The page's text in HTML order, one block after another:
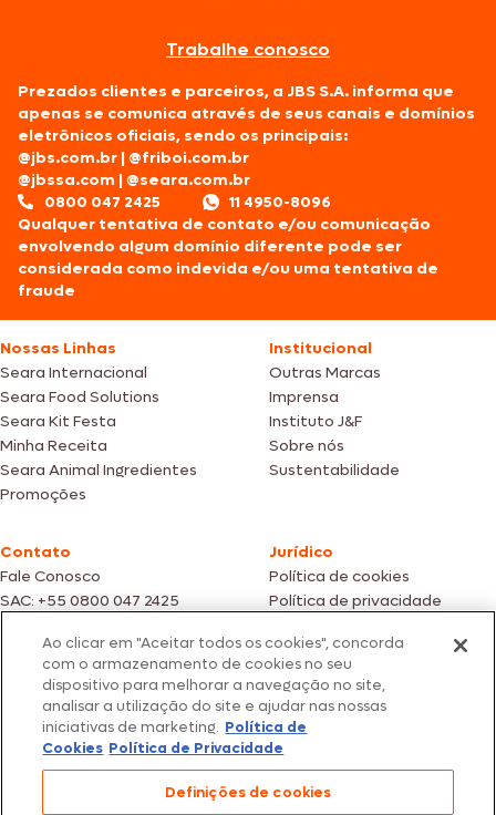
Trabalhe conosco
Prezados clientes e parceiros, a JBS S.A. informa que
apenas se comunica através de seus canais e domínios
eletrônicos oficiais, sendo os principais:
@jbs.com.br |@friboi.com.br
@jbssa.com |@seara.com.br
0800 047 2425
11 4950-8096
Qualquer tentativa de contato e/ou comunicação
envolvendo algum domínio diferente pode ser
considerada como indevida e/ou uma tentativa de
fraude
Nossas Linhas
Seara Internacional
Seara Food Solutions
Seara Kit Festa
Minha Receita
Seara Animal Ingredientes
Promoções
Institucional
Outras Marcas
Imprensa
Instituto J&F
Sobre nós
Sustentabilidade
Contato
Fale Conosco
SAC: +55 0800 047 2425
Jurídico
Política de cookies
Política de privacidade
Fotos meramente ilustrativas | Ofertas válidas enquanto durarem os
estoques dos nossos parceiros | Vendas sujeitas a análise e confirmação
de dados.
Os preços, promoções e condições de pagamento são válidos
exclusivamente para compras efetuadas em nossos parceiros.
Todos os produtos estão sujeitos a disponibilidade de estoque.
São Paulo/SP – CEP 05.118-100
Ao clicar em "Aceitar todos os cookies", concorda
com o armazenamento de cookies no seu
dispositivo para melhorar a navegação no site,
analisar a utilização do site e ajudar nas nossas
iniciativas de marketing. Política de
Cookies Política de Privacidade
Definições de cookies